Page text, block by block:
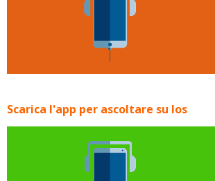
Scarica l'app per ascoltare su Ios